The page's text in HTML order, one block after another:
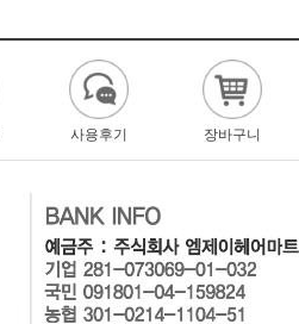
사용후기 장바구니